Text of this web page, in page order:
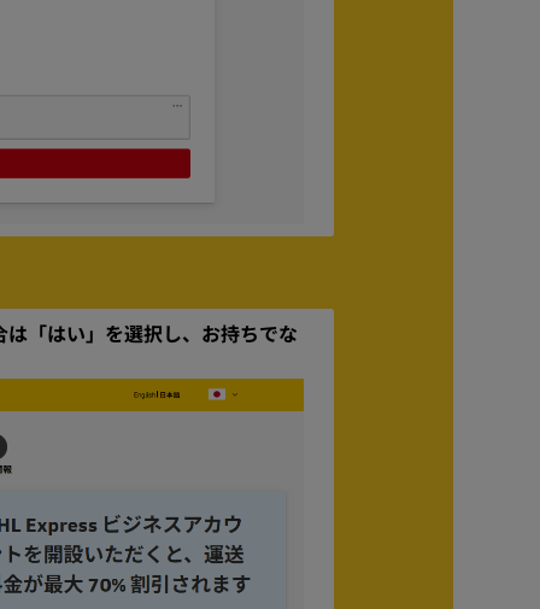
「はい」を選択し、お持ちでな